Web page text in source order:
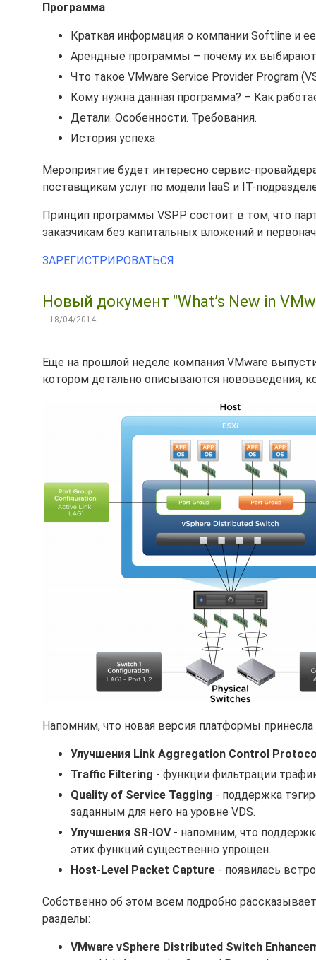
Программа
Краткая информация о компании Softline и
Арендные программы – почему их выбирают
Что такое VMware Service Provider Program
Кому нужна данная программа? – Как
Детали. Особенности. Требования.
История успеха
Мероприятие будет интересно сервис-
поставщикам услуг по модели IaaS и IТ-
Принцип программы VSPP состоит в том, что
заказчикам без капитальных вложений и
ЗАРЕГИСТРИРОВАТЬСЯ
Новый документ "What’s New in
18/04/2014
Еще на прошлой неделе компания VMware
котором детально описываются нововведения,
Напомним, что новая версия платформы
Улучшения Link Aggregation Control
Traffic Filtering - функции фильтрации
Quality of Service Tagging - поддержка
заданным для него на уровне VDS.
Улучшения SR-IOV- напомним, что
этих функций существенно упрощен.
Host-Level Packet Capture - появилась
Собственно об этом всем подробно
разделы:
VMware vSphere Distributed Switch